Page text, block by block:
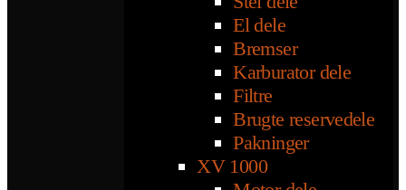
El dele
Bremser
Karburator dele
Filtre
Brugte reservedele
Pakninger
XV 1000